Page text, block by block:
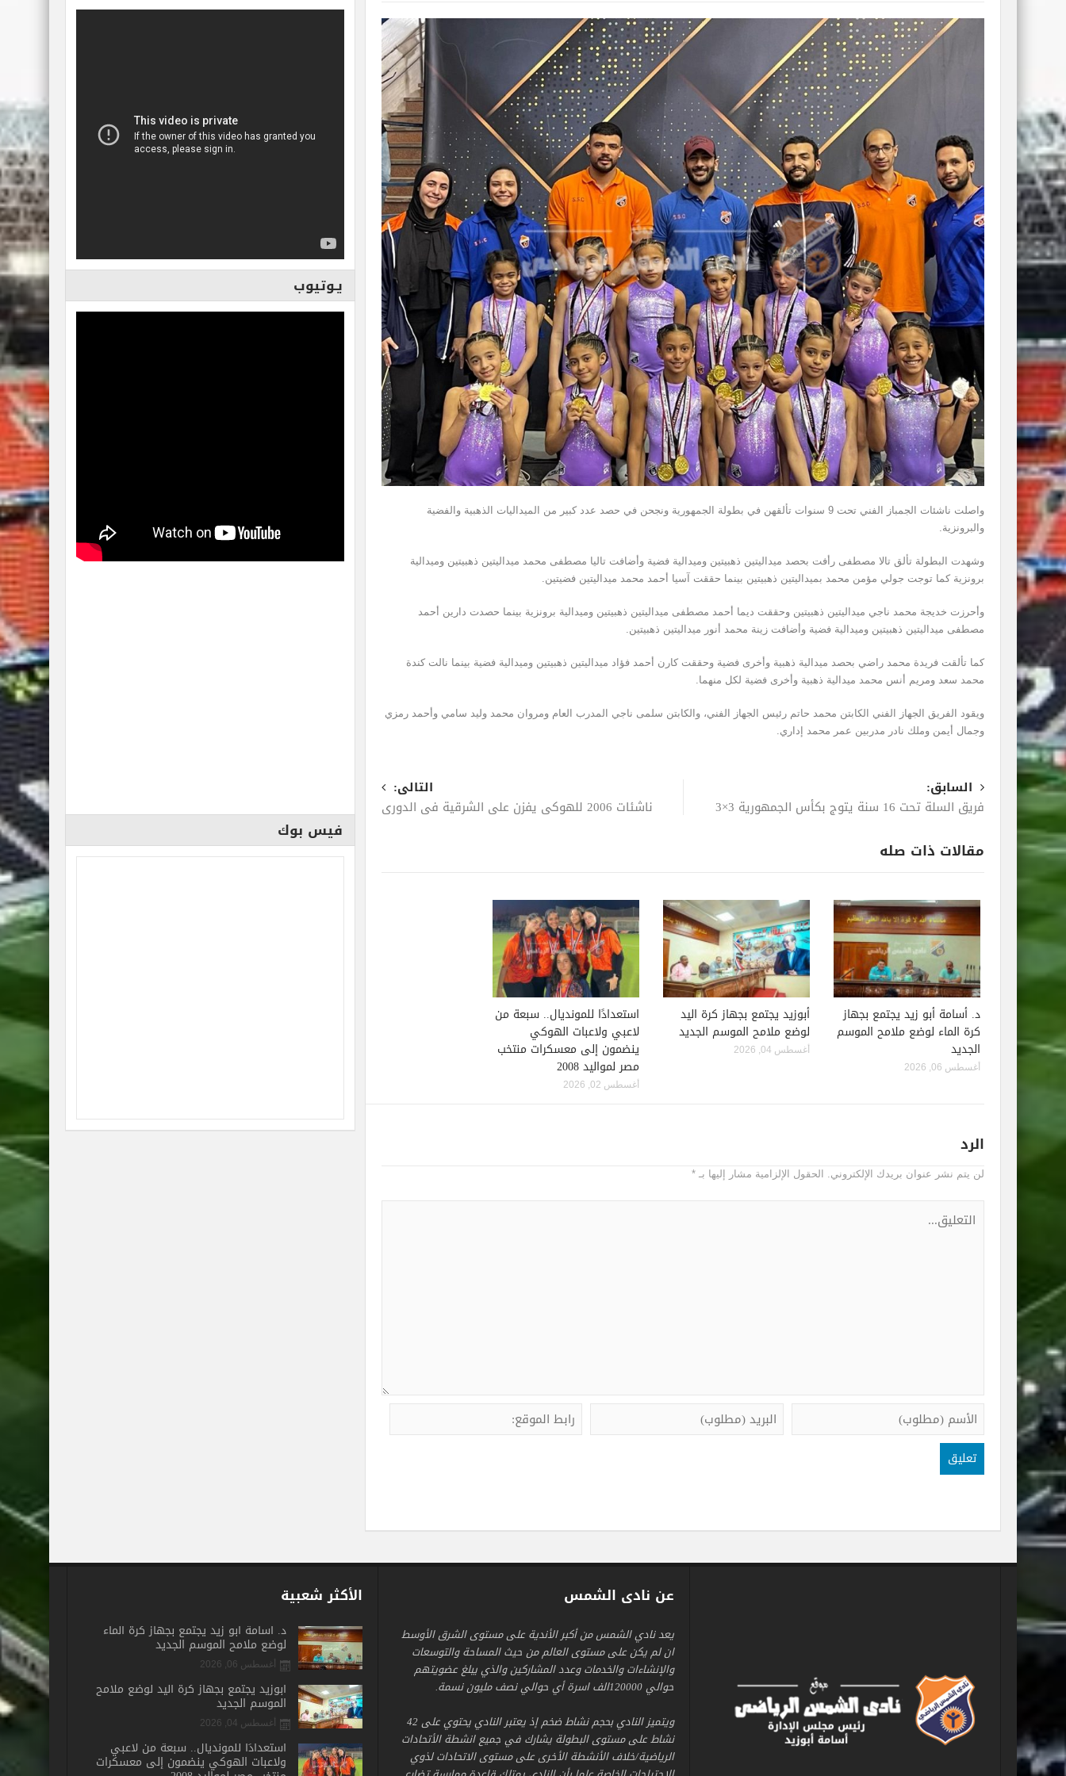
واصلت ناشئات الجمباز الفني تحت 9 سنوات تألقهن في بطولة الجمهورية ونجحن في حصد عدد كبير من الميداليات الذهبية والفضية
والبرونزية.
وشهدت البطولة تألق تالا مصطفى رأفت بحصد ميداليتين ذهبيتين وميدالية فضية وأضافت تاليا مصطفى محمد ميداليتين ذهبيتين وميدالية
برونزية كما توجت جولي مؤمن محمد بميداليتين ذهبيتين بينما حققت آسيا أحمد محمد ميداليتين فضيتين.
وأحرزت خديجة محمد ناجي ميداليتين ذهبيتين وحققت ديما أحمد مصطفى ميداليتين ذهبيتين وميدالية برونزية بينما حصدت دارين أحمد
مصطفى ميداليتين ذهبيتين وميدالية فضية وأضافت زينة محمد أنور ميداليتين ذهبيتين.
كما تألقت فريدة محمد راضي بحصد ميدالية ذهبية وأخرى فضية وحققت كارن أحمد فؤاد ميداليتين ذهبيتين وميدالية فضية بينما نالت كندة
محمد سعد ومريم أنس محمد ميدالية ذهبية وأخرى فضية لكل منهما.
ويقود الفريق الجهاز الفني الكابتن محمد حاتم رئيس الجهاز الفني، والكابتن سلمى ناجي المدرب العام ومروان محمد وليد سامي وأحمد رمزي
وجمال أيمن وملك نادر مدربين عمر محمد إداري.
السابق:
فريق السلة تحت 16 سنة يتوج بكأس الجمهورية 3×3
التالى:
ناشئات 2006 للهوكي يفزن على الشرقية في الدوري
مقالات ذات صله
د. أسامة أبو زيد يجتمع بجهاز
كرة الماء لوضع ملامح الموسم
الجديد
أغسطس 06, 2026
أبوزيد يجتمع بجهاز كرة اليد
لوضع ملامح الموسم الجديد
أغسطس 04, 2026
استعدادًا للمونديال.. سبعة من
لاعبي ولاعبات الهوكي
ينضمون إلى معسكرات منتخب
مصر لمواليد 2008
أغسطس 02, 2026
الرد
لن يتم نشر عنوان بريدك الإلكتروني. الحقول الإلزامية مشار إليها بـ *
يـوتيوب
فيس بوك
عن نادى الشمس
يعد نادي الشمس من أكبر الأندية على مستوى الشرق الأوسط
ان لم يكن على مستوى العالم من حيث المساحة والتوسعات
والإنشاءات والخدمات وعدد المشاركين والذي يبلغ عضويتهم
حوالي 120000الف اسرة أي حوالي نصف مليون نسمة.
ويتميز النادي بحجم نشاط ضخم إذ يعتبر النادي يحتوي على 42
نشاط على مستوى البطولة يشارك في جميع انشطة الأتحادات
الرياضية/خلاف الأنشطة الأخرى على مستوى الاتحادات لذوي
الأكثر شعبية
د. أسامة أبو زيد يجتمع بجهاز كرة الماء
لوضع ملامح الموسم الجديد
أغسطس 06, 2026
أبوزيد يجتمع بجهاز كرة اليد لوضع ملامح
الموسم الجديد
أغسطس 04, 2026
استعدادًا للمونديال.. سبعة من لاعبي
ولاعبات الهوكي ينضمون إلى معسكرات